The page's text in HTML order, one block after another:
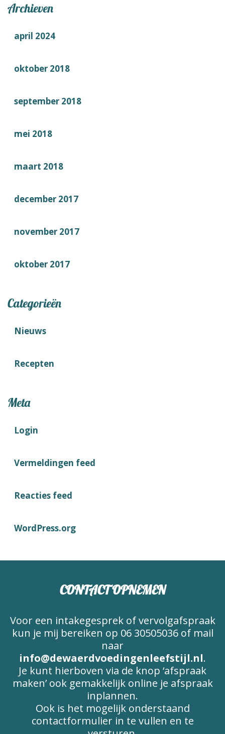
Archieven
april 2024
oktober 2018
september 2018
mei 2018
maart 2018
december 2017
november 2017
oktober 2017
Categorieën
Nieuws
Recepten
Meta
Login
Vermeldingen feed
Reacties feed
WordPress.org
CONTACT OPNEMEN
Voor een intakegesprek of vervolgafspraak
kun je mij bereiken op 06 30505036 of mail
naar
info@dewaerdvoedingenleefstijl.nl.
Je kunt hierboven via de knop ‘afspraak
maken’ ook gemakkelijk online je afspraak
inplannen.
Ook is het mogelijk onderstaand
contactformulier in te vullen en te